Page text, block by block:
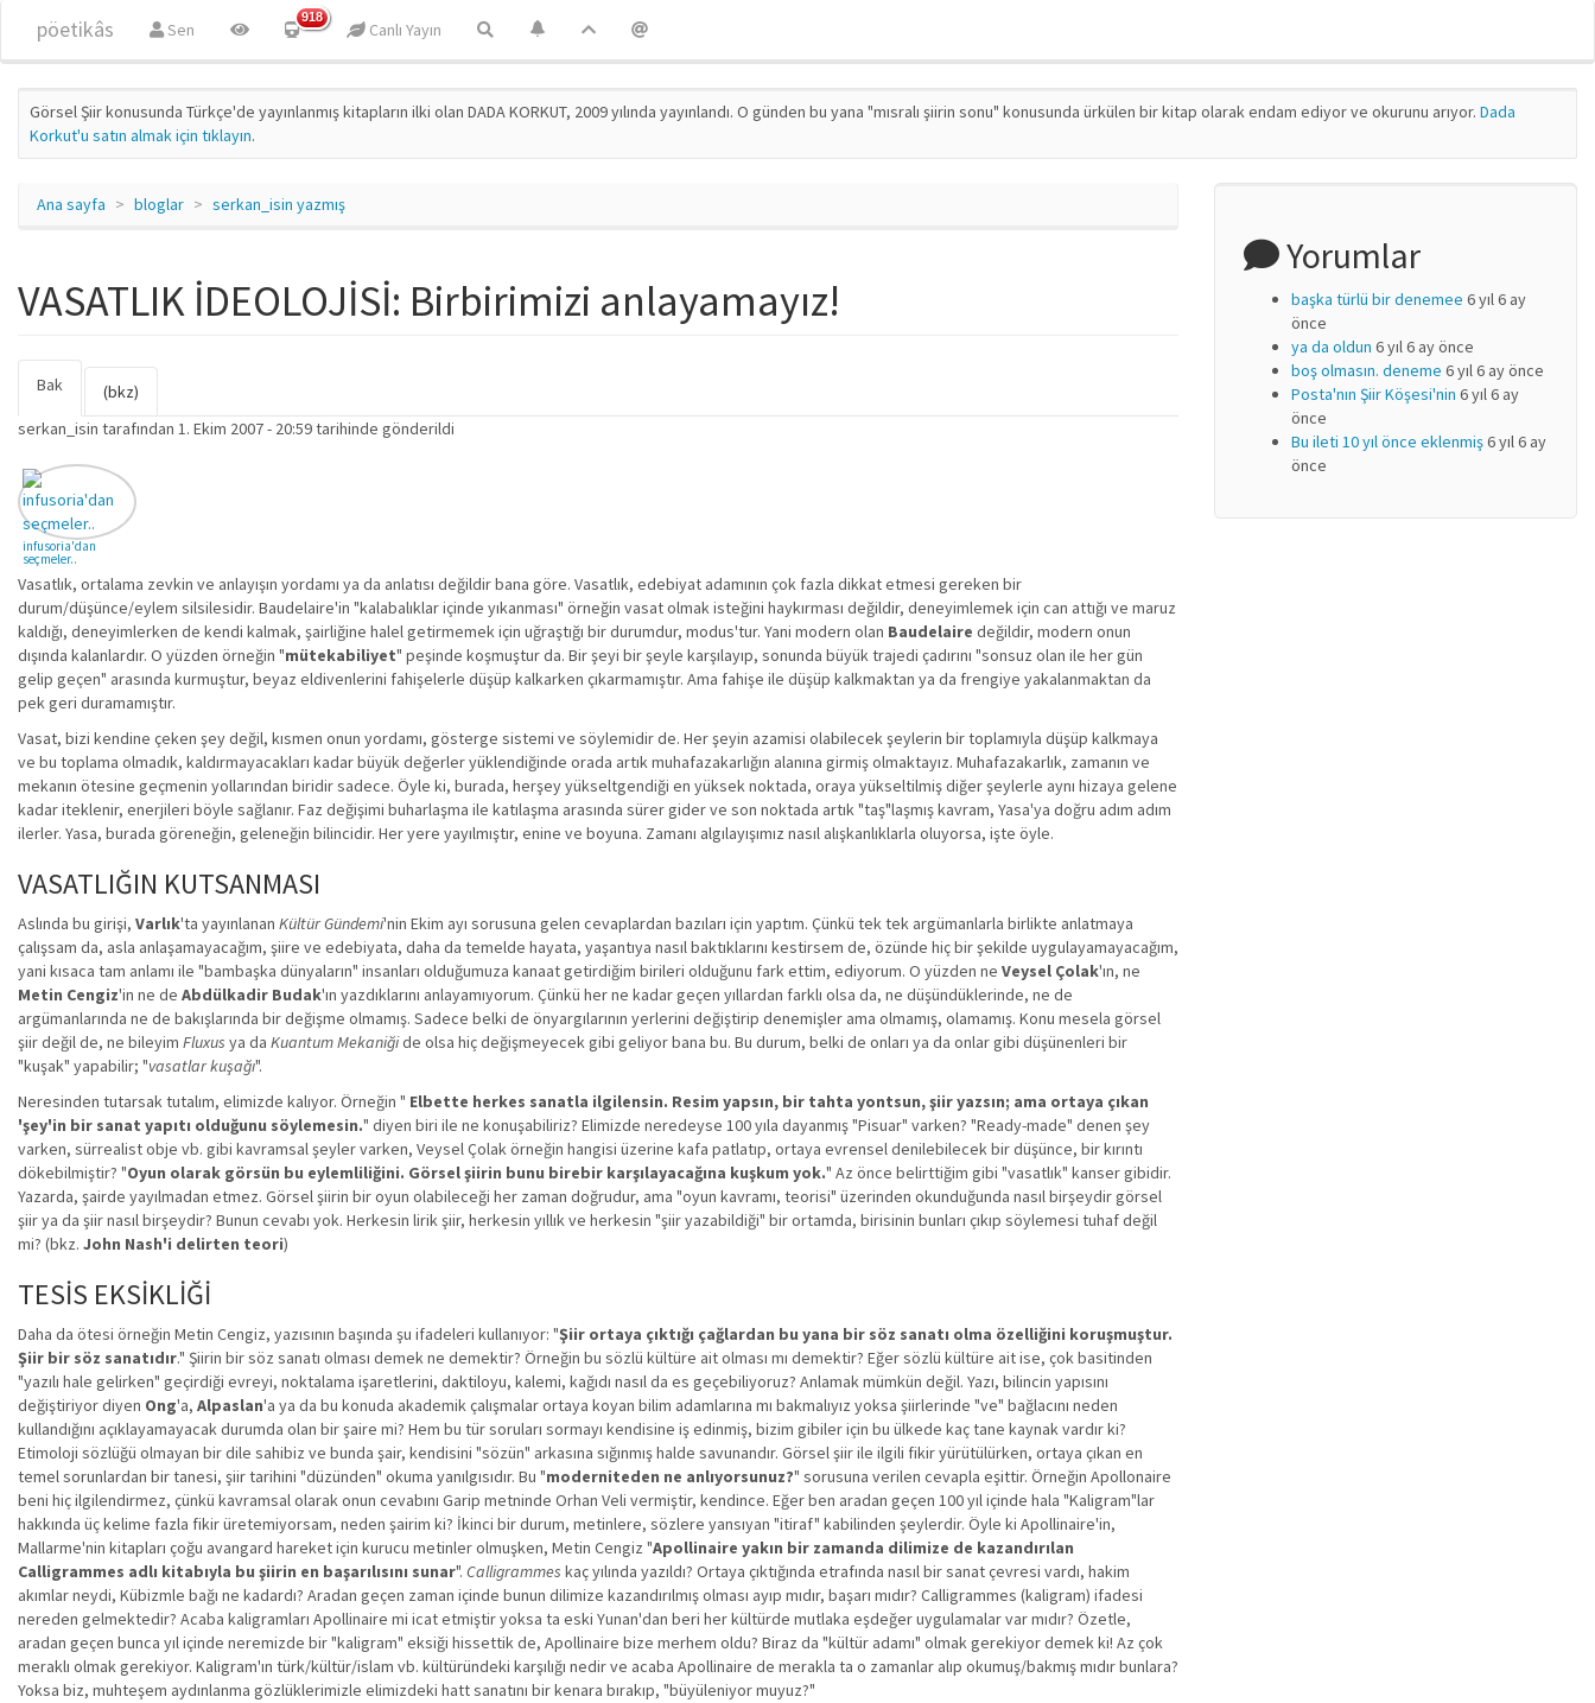
pöetikâs Sen
918
Canlı Yayın
Görsel Şiir konusunda Türkçe'de yayınlanmış kitapların ilki olan DADA KORKUT, 2009 yılında yayınlandı. O günden bu yana "mısralı şiirin sonu" konusunda ürkülen bir kitap olarak endam ediyor ve okurunu arıyor. Dada
Korkut'u satın almak için tıklayın.
Ana sayfa bloglar serkan_isin yazmış
VASATLIK İDEOLOJİSİ: Birbirimizi anlayamayız!
Birincil sekmeler
Bak
sekme)
(bkz)
serkan_isin tarafından 1. Ekim 2007 - 20:59 tarihinde gönderildi
infusoria'dan
seçmeler..
Vasatlık, ortalama zevkin ve anlayışın yordamı ya da anlatısı değildir bana göre. Vasatlık, edebiyat adamının çok fazla dikkat etmesi gereken bir
durum/düşünce/eylem silsilesidir. Baudelaire'in "kalabalıklar içinde yıkanması" örneğin vasat olmak isteğini haykırması değildir, deneyimlemek için can attığı ve maruz
kaldığı, deneyimlerken de kendi kalmak, şairliğine halel getirmemek için uğraştığı bir durumdur, modus'tur. Yani modern olan Baudelaire değildir, modern onun
dışında kalanlardır. O yüzden örneğin "mütekabiliyet" peşinde koşmuştur da. Bir şeyi bir şeyle karşılayıp, sonunda büyük trajedi çadırını "sonsuz olan ile her gün
gelip geçen" arasında kurmuştur, beyaz eldivenlerini fahişelerle düşüp kalkarken çıkarmamıştır. Ama fahişe ile düşüp kalkmaktan ya da frengiye yakalanmaktan da
pek geri duramamıştır.
Vasat, bizi kendine çeken şey değil, kısmen onun yordamı, gösterge sistemi ve söylemidir de. Her şeyin azamisi olabilecek şeylerin bir toplamıyla düşüp kalkmaya
ve bu toplama olmadık, kaldırmayacakları kadar büyük değerler yüklendiğinde orada artık muhafazakarlığın alanına girmiş olmaktayız. Muhafazakarlık, zamanın ve
mekanın ötesine geçmenin yollarından biridir sadece. Öyle ki, burada, herşey yükseltgendiği en yüksek noktada, oraya yükseltilmiş diğer şeylerle aynı hizaya gelene
kadar iteklenir, enerjileri böyle sağlanır. Faz değişimi buharlaşma ile katılaşma arasında sürer gider ve son noktada artık "taş"laşmış kavram, Yasa'ya doğru adım adım
ilerler. Yasa, burada göreneğin, geleneğin bilincidir. Her yere yayılmıştır, enine ve boyuna. Zamanı algılayışımız nasıl alışkanlıklarla oluyorsa, işte öyle.
VASATLIĞIN KUTSANMASI
Aslında bu girişi, Varlık'ta yayınlanan Kültür Gündemi'nin Ekim ayı sorusuna gelen cevaplardan bazıları için yaptım. Çünkü tek tek argümanlarla birlikte anlatmaya
çalışsam da, asla anlaşamayacağım, şiire ve edebiyata, daha da temelde hayata, yaşantıya nasıl baktıklarını kestirsem de, özünde hiç bir şekilde uygulayamayacağım,
yani kısaca tam anlamı ile "bambaşka dünyaların" insanları olduğumuza kanaat getirdiğim birileri olduğunu fark ettim, ediyorum. O yüzden ne Veysel Çolak'ın, ne
Metin Cengiz'in ne de Abdülkadir Budak'ın yazdıklarını anlayamıyorum. Çünkü her ne kadar geçen yıllardan farklı olsa da, ne düşündüklerinde, ne de
argümanlarında ne de bakışlarında bir değişme olmamış. Sadece belki de önyargılarının yerlerini değiştirip denemişler ama olmamış, olamamış. Konu mesela görsel
şiir değil de, ne bileyim Fluxus ya da Kuantum Mekaniğide olsa hiç değişmeyecek gibi geliyor bana bu. Bu durum, belki de onları ya da onlar gibi düşünenleri bir
"kuşak" yapabilir; "vasatlar kuşağı".
Neresinden tutarsak tutalım, elimizde kalıyor. Örneğin " Elbette herkes sanatla ilgilensin. Resim yapsın, bir tahta yontsun, şiir yazsın; ama ortaya çıkan
'şey'in bir sanat yapıtı olduğunu söylemesin." diyen biri ile ne konuşabiliriz? Elimizde neredeyse 100 yıla dayanmış "Pisuar" varken? "Ready-made" denen şey
varken, sürrealist obje vb. gibi kavramsal şeyler varken, Veysel Çolak örneğin hangisi üzerine kafa patlatıp, ortaya evrensel denilebilecek bir düşünce, bir kırıntı
dökebilmiştir? "Oyun olarak görsün bu eylemliliğini. Görsel şiirin bunu birebir karşılayacağına kuşkum yok." Az önce belirttiğim gibi "vasatlık" kanser gibidir.
Yazarda, şairde yayılmadan etmez. Görsel şiirin bir oyun olabileceği her zaman doğrudur, ama "oyun kavramı, teorisi" üzerinden okunduğunda nasıl birşeydir görsel
şiir ya da şiir nasıl birşeydir? Bunun cevabı yok. Herkesin lirik şiir, herkesin yıllık ve herkesin "şiir yazabildiği" bir ortamda, birisinin bunları çıkıp söylemesi tuhaf değil
mi? (bkz. John Nash'i delirten teori)
TESİS EKSİKLİĞİ
Daha da ötesi örneğin Metin Cengiz, yazısının başında şu ifadeleri kullanıyor: "Şiir ortaya çıktığı çağlardan bu yana bir söz sanatı olma özelliğini koruşmuştur.
Şiir bir söz sanatıdır." Şiirin bir söz sanatı olması demek ne demektir? Örneğin bu sözlü kültüre ait olması mı demektir? Eğer sözlü kültüre ait ise, çok basitinden
"yazılı hale gelirken" geçirdiği evreyi, noktalama işaretlerini, daktiloyu, kalemi, kağıdı nasıl da es geçebiliyoruz? Anlamak mümkün değil. Yazı, bilincin yapısını
değiştiriyor diyen Ong'a, Alpaslan'a ya da bu konuda akademik çalışmalar ortaya koyan bilim adamlarına mı bakmalıyız yoksa şiirlerinde "ve" bağlacını neden
kullandığını açıklayamayacak durumda olan bir şaire mi? Hem bu tür soruları sormayı kendisine iş edinmiş, bizim gibiler için bu ülkede kaç tane kaynak vardır ki?
Etimoloji sözlüğü olmayan bir dile sahibiz ve bunda şair, kendisini "sözün" arkasına sığınmış halde savunandır. Görsel şiir ile ilgili fikir yürütülürken, ortaya çıkan en
temel sorunlardan bir tanesi, şiir tarihini "düzünden" okuma yanılgısıdır. Bu "moderniteden ne anlıyorsunuz?" sorusuna verilen cevapla eşittir. Örneğin Apollonaire
beni hiç ilgilendirmez, çünkü kavramsal olarak onun cevabını Garip metninde Orhan Veli vermiştir, kendince. Eğer ben aradan geçen 100 yıl içinde hala "Kaligram"lar
hakkında üç kelime fazla fikir üretemiyorsam, neden şairim ki? İkinci bir durum, metinlere, sözlere yansıyan "itiraf" kabilinden şeylerdir. Öyle ki Apollinaire'in,
Mallarme'nin kitapları çoğu avangard hareket için kurucu metinler olmuşken, Metin Cengiz "Apollinaire yakın bir zamanda dilimize de kazandırılan
Calligrammes adlı kitabıyla bu şiirin en başarılısını sunar". Calligrammes kaç yılında yazıldı? Ortaya çıktığında etrafında nasıl bir sanat çevresi vardı, hakim
akımlar neydi, Kübizmle bağı ne kadardı? Aradan geçen zaman içinde bunun dilimize kazandırılmış olması ayıp mıdır, başarı mıdır? Calligrammes (kaligram) ifadesi
nereden gelmektedir? Acaba kaligramları Apollinaire mi icat etmiştir yoksa ta eski Yunan'dan beri her kültürde mutlaka eşdeğer uygulamalar var mıdır? Özetle,
aradan geçen bunca yıl içinde neremizde bir "kaligram" eksiği hissettik de, Apollinaire bize merhem oldu? Biraz da "kültür adamı" olmak gerekiyor demek ki! Az çok
meraklı olmak gerekiyor. Kaligram'ın türk/kültür/islam vb. kültüründeki karşılığı nedir ve acaba Apollinaire de merakla ta o zamanlar alıp okumuş/bakmış mıdır bunlara?
Yoksa biz, muhteşem aydınlanma gözlüklerimizle elimizdeki hatt sanatını bir kenara bırakıp, "büyüleniyor muyuz?"
Yorumlar
başka türlü bir denemee 6 yıl 6 ay
önce
ya da oldun 6 yıl 6 ay önce
boş olmasın. deneme 6 yıl 6 ay önce
Posta'nın Şiir Köşesi'nin 6 yıl 6 ay
önce
Bu ileti 10 yıl önce eklenmiş6 yıl 6 ay
önce